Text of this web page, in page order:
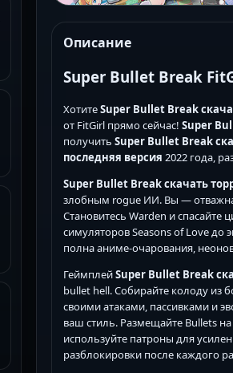
Описание
Super Bullet Break
ХотитеSuper Bullet Break
от FitGirl прямо сейчас! Super
получить Super Bullet Break
последняя версия 2022 года,
Super Bullet Break скачать
злобным rogue ИИ. Вы —
Становитесь Warden и
симуляторов Seasons of Love
полна аниме-очарования,
ГеймплейSuper Bullet Break
bullet hell. Собирайте колоду из
своими атаками, пассивками и
ваш стиль. Размещайте Bullets
используйте патроны для
разблокировки после каждого